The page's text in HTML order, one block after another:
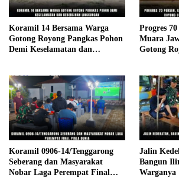
Koramil 14 Bersama Warga
Gotong Royong Pangkas Pohon
Demi Keselamatan dan
Progres
Muara
Gotong
Koramil 0906-14/Tenggarong
Seberang dan Masyarakat
Nobar Laga Perempat Final
Jalin
Bangun
Warganya